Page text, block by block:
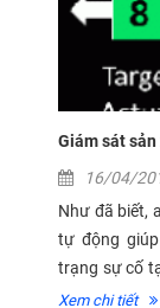
Giám sát
16/04/
Như đã biết,
tự động
trạng sự cố
xử lý nhanh
Xem chi tiết